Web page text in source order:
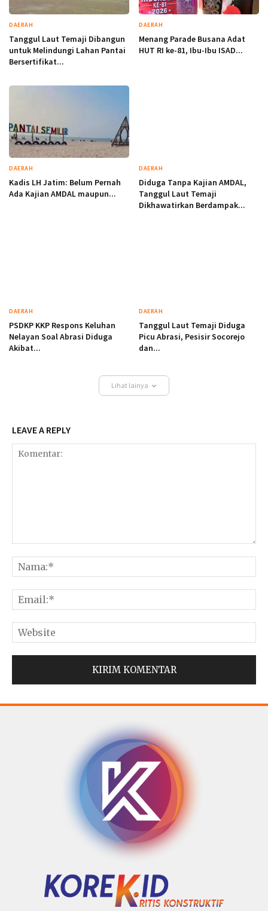
DAERAH
Tanggul Laut Temaji Dibangun
untuk Melindungi Lahan Pantai
Bersertifikat...
DAERAH
Menang Parade Busana Adat
HUT RI ke-81, Ibu-Ibu ISAD...
DAERAH
Kadis LH Jatim: Belum Pernah
Ada Kajian AMDAL maupun...
DAERAH
Diduga Tanpa Kajian AMDAL,
Tanggul Laut Temaji
Dikhawatirkan Berdampak...
DAERAH
PSDKP KKP Respons Keluhan
Nelayan Soal Abrasi Diduga
Akibat...
DAERAH
Tanggul Laut Temaji Diduga
Picu Abrasi, Pesisir Socorejo
dan...
Lihat lainya
LEAVE A REPLY